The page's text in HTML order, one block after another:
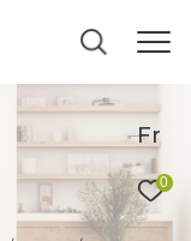
Fr
0